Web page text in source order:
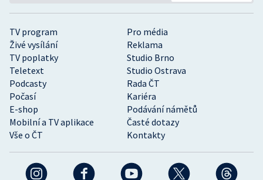
TV program
Pro média
Živé vysílání
Reklama
TV poplatky
Studio Brno
Teletext
Studio Ostrava
Podcasty
Rada ČT
Počasí
Kariéra
E-shop
Podávání námětů
Mobilní a TV aplikace
Časté dotazy
Vše o ČT
Kontakty